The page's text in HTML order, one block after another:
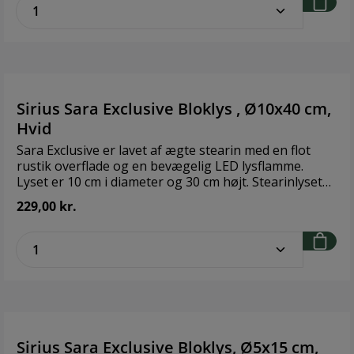
Sirius Sara Exclusive Bloklys , Ø10x40 cm,
Hvid
Sara Exclusive er lavet af ægte stearin med en flot
rustik overflade og en bevægelig LED lysflamme.
Lyset er 10 cm i diameter og 30 cm højt. Stearinlyset
er batteridrevet og har indbygget timerfunktion,
således at lyset enten er tændt i 6 timer eller slukket
(OFF). Du kan desuden tilkøbe en Sirius fjernbetjening
(art.nr.SI10000) der kan sættes til enten "ON" 2-4-6-8
3 stk. AA batterier i bunden af lyset. Kun til indendørs
229,00 kr.
Sirius Sara Exclusive Bloklys, Ø5x15 cm,